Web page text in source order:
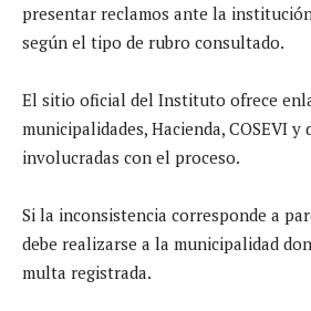
presentar reclamos ante la
según el tipo de rubro consultado.
El sitio oficial del Instituto ofrece
municipalidades, Hacienda, COSEVI y
involucradas con el proceso.
Si la inconsistencia corresponde a
debe realizarse a la municipalidad
multa registrada.